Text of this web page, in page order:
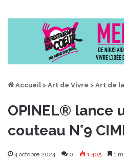
Accueil > Art de Vivre > Art de
OPINEL® lance
couteau N°9
4 octobre 2024 0 1 405 1